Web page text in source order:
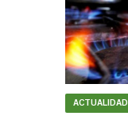
ACTUALIDAD